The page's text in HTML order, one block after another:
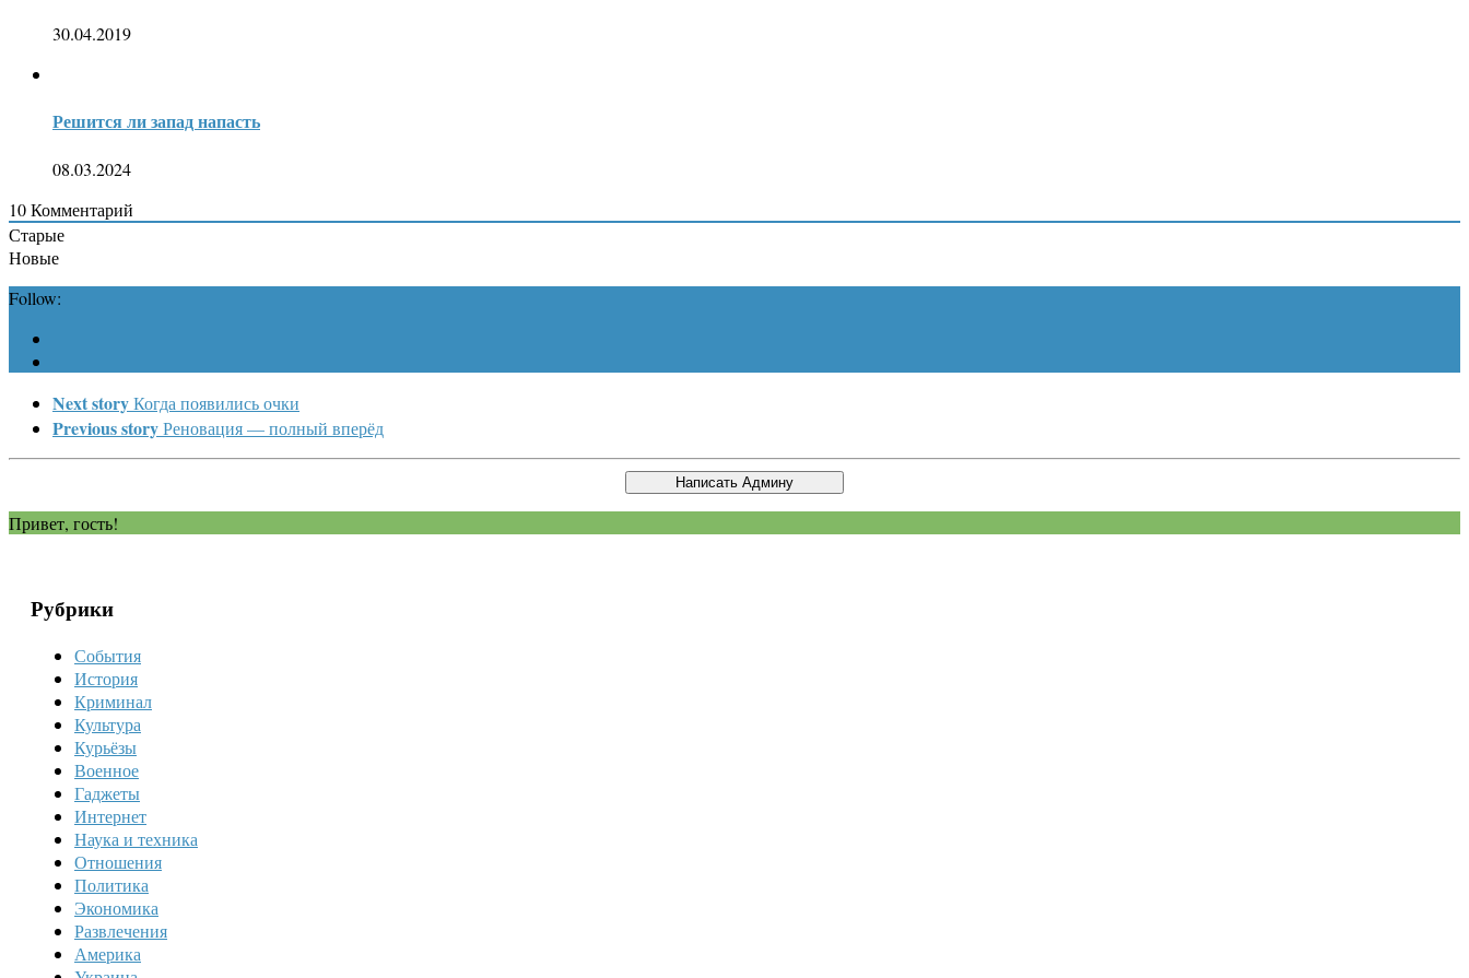
30.04.2019
Решится ли запад напасть
08.03.2024
10Комментарий
Старые
Новые
Follow:
Next storyКогда появились очки
Previous storyРеновация — полный вперёд
Привет, гость!
Рубрики
События
История
Криминал
Культура
Курьёзы
Военное
Гаджеты
Интернет
Наука и техника
Отношения
Политика
Экономика
Развлечения
Америка